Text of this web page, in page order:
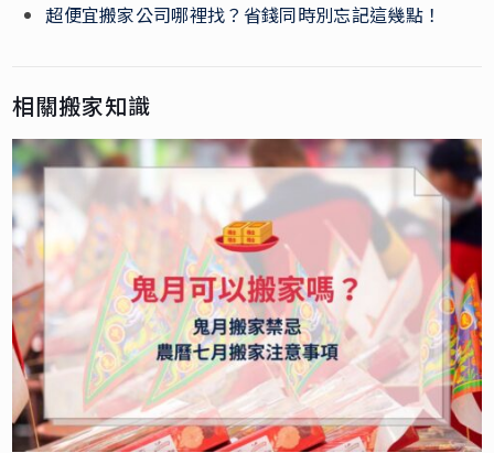
超便宜搬家公司哪裡找？省錢同時別忘記這幾點！
相關搬家知識